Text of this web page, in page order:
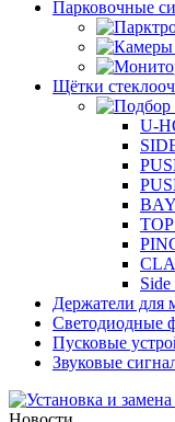
Парковочные
Щётки
U-
Держатели для
Светодиодные
Пусковые
Звуковые